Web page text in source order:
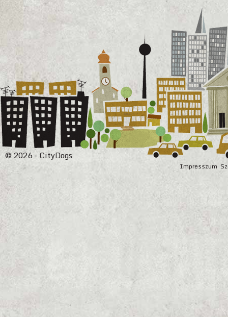
Impresszum
© 2026 - CityDogs